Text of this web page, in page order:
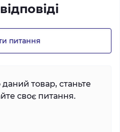
питання
товар, станьте
своє питання.